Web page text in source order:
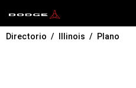
Directorio Illinois Plano